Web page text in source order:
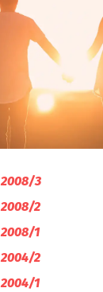
2008/3
2008/2
2008/1
2004/2
2004/1